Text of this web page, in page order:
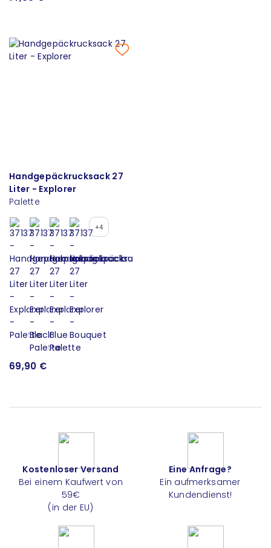
Handgepäckrucksack 27
Liter - Explorer
Palette
+4
69,90 €
Kostenloser Versand
Bei einem Kaufwert von
59€
(in der EU)
Eine Anfrage?
Ein aufmerksamer
Kundendienst!